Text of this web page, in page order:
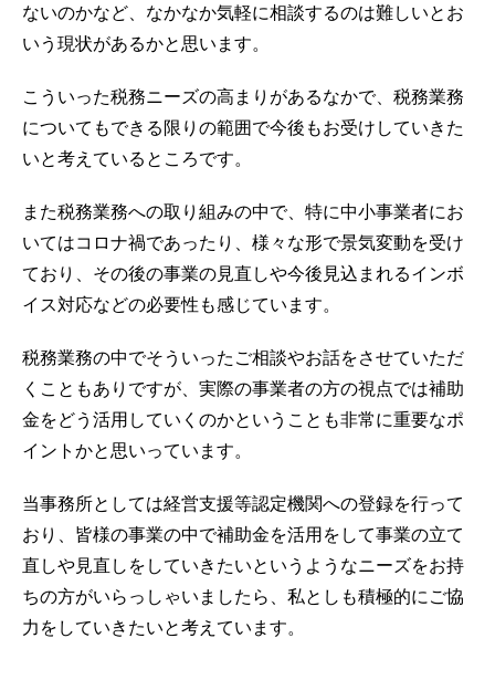
ないのかなど、なかなか気軽に相談するのは難しいとお
いう現状があるかと思います。
こういった税務ニーズの高まりがあるなかで、税務業務
についてもできる限りの範囲で今後もお受けしていきた
いと考えているところです。
また税務業務への取り組みの中で、特に中小事業者にお
いてはコロナ禍であったり、様々な形で景気変動を受け
ており、その後の事業の見直しや今後見込まれるインボ
イス対応などの必要性も感じています。
税務業務の中でそういったご相談やお話をさせていただ
くこともありですが、実際の事業者の方の視点では補助
金をどう活用していくのかということも非常に重要なポ
イントかと思いっています。
当事務所としては経営支援等認定機関への登録を行って
おり、皆様の事業の中で補助金を活用をして事業の立て
直しや見直しをしていきたいというようなニーズをお持
ちの方がいらっしゃいましたら、私としも積極的にご協
力をしていきたいと考えています。